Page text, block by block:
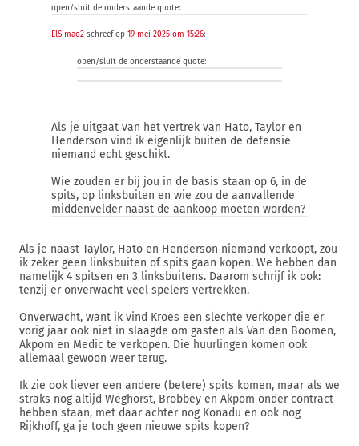
open/sluit de onderstaande quote:
ElSimao2 schreef op 19 mei 2025 om 15:26:
open/sluit de onderstaande quote:
Als je uitgaat van het vertrek van Hato, Taylor en
Henderson vind ik eigenlijk buiten de defensie
niemand echt geschikt.
Wie zouden er bij jou in de basis staan op 6, in de
spits, op linksbuiten en wie zou de aanvallende
middenvelder naast de aankoop moeten worden?
Als je naast Taylor, Hato en Henderson niemand verkoopt, zou
ik zeker geen linksbuiten of spits gaan kopen. We hebben dan
namelijk 4 spitsen en 3 linksbuitens. Daarom schrijf ik ook:
tenzij er onverwacht veel spelers vertrekken.
Onverwacht, want ik vind Kroes een slechte verkoper die er
vorig jaar ook niet in slaagde om gasten als Van den Boomen,
Akpom en Medic te verkopen. Die huurlingen komen ook
allemaal gewoon weer terug.
Ik zie ook liever een andere (betere) spits komen, maar als we
straks nog altijd Weghorst, Brobbey en Akpom onder contract
hebben staan, met daar achter nog Konadu en ook nog
Rijkhoff, ga je toch geen nieuwe spits kopen?